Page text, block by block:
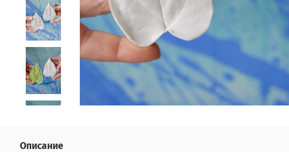
Описание